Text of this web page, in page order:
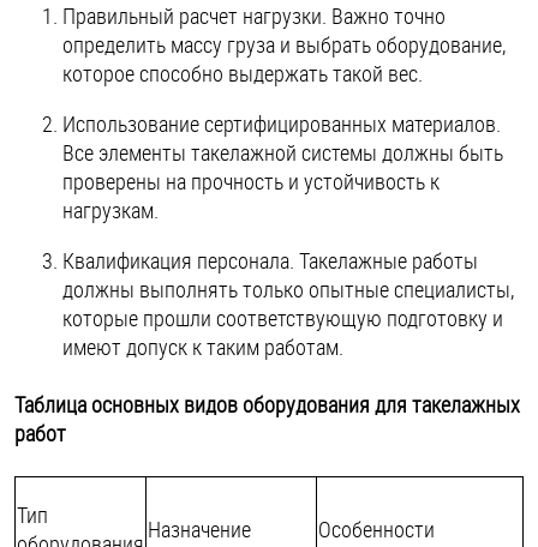
Правильный расчет нагрузки. Важно точно
определить массу груза и выбрать оборудование,
которое способно выдержать такой вес.
Использование сертифицированных материалов.
Все элементы такелажной системы должны быть
проверены на прочность и устойчивость к
нагрузкам.
Квалификация персонала. Такелажные работы
должны выполнять только опытные специалисты,
которые прошли соответствующую подготовку и
имеют допуск к таким работам.
Таблица основных видов оборудования для такелажных
работ
Тип
Назначение Особенности